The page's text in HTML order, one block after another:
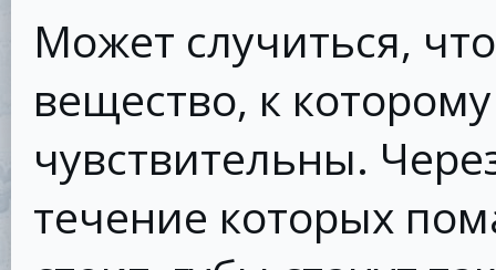
Может случиться,
вещество, к
чувствительны.
течение которых